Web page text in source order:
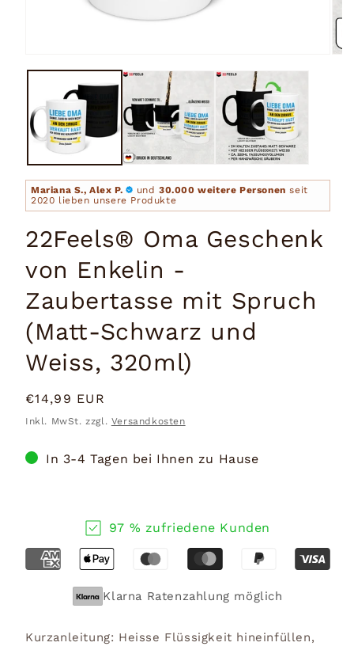
1
öffnen
Mariana S., Alex P. und 30.000 weitere Personen seit
2020 lieben unsere Produkte
22Feels® Oma Geschenk
von Enkelin -
Zaubertasse mit Spruch
(Matt-Schwarz und
Weiss, 320ml)
Normaler
Preis
€14,99 EUR
Inkl. MwSt. zzgl. Versandkosten
In 3-4 Tagen bei Ihnen zu Hause
97 % zufriedene Kunden
Klarna Ratenzahlung möglich
Kurzanleitung: Heisse Flüssigkeit hineinfüllen,